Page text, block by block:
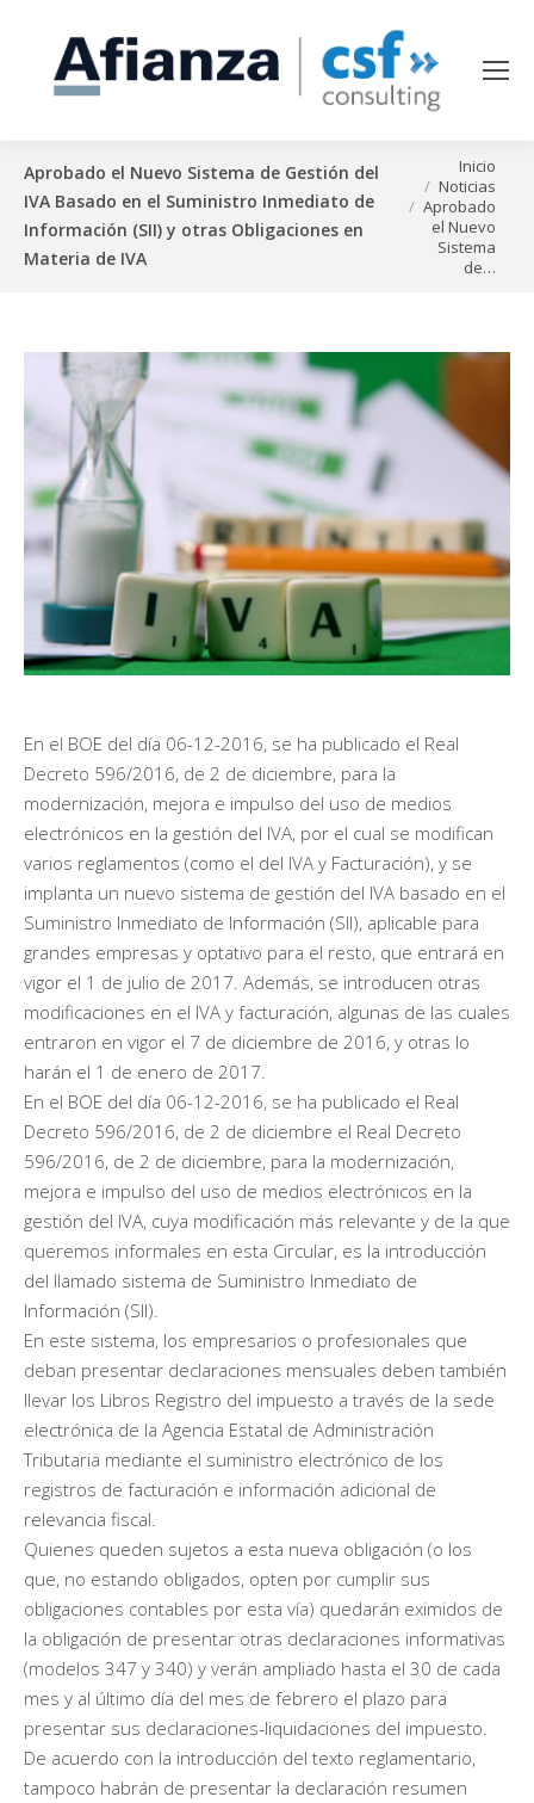
Aprobado el Nuevo Sistema de Gestión del
IVA Basado en el Suministro Inmediato de
Información (SII) y otras Obligaciones en
Materia de IVA
Estás aquí:Inicio
Noticias
Aprobado
el Nuevo
Sistema
de…
En el BOE del día 06-12-2016, se ha publicado el Real
Decreto 596/2016, de 2 de diciembre, para la
modernización, mejora e impulso del uso de medios
electrónicos en la gestión del IVA, por el cual se modifican
varios reglamentos (como el del IVA y Facturación), y se
implanta un nuevo sistema de gestión del IVA basado en el
Suministro Inmediato de Información (SII), aplicable para
grandes empresas y optativo para el resto, que entrará en
vigor el 1 de julio de 2017. Además, se introducen otras
modificaciones en el IVA y facturación, algunas de las cuales
entraron en vigor el 7 de diciembre de 2016, y otras lo
harán el 1 de enero de 2017.
En el BOE del día 06-12-2016, se ha publicado el Real
Decreto 596/2016, de 2 de diciembre el Real Decreto
596/2016, de 2 de diciembre, para la modernización,
mejora e impulso del uso de medios electrónicos en la
gestión del IVA, cuya modificación más relevante y de la que
queremos informales en esta Circular, es la introducción
del llamado sistema de Suministro Inmediato de
Información (SII).
En este sistema, los empresarios o profesionales que
deban presentar declaraciones mensuales deben también
llevar los Libros Registro del impuesto a través de la sede
electrónica de la Agencia Estatal de Administración
Tributaria mediante el suministro electrónico de los
registros de facturación e información adicional de
relevancia fiscal.
Quienes queden sujetos a esta nueva obligación (o los
que, no estando obligados, opten por cumplir sus
obligaciones contables por esta vía) quedarán eximidos de
la obligación de presentar otras declaraciones informativas
(modelos 347 y 340) y verán ampliado hasta el 30 de cada
mes y al último día del mes de febrero el plazo para
presentar sus declaraciones-liquidaciones del impuesto.
De acuerdo con la introducción del texto reglamentario,
tampoco habrán de presentar la declaración resumen